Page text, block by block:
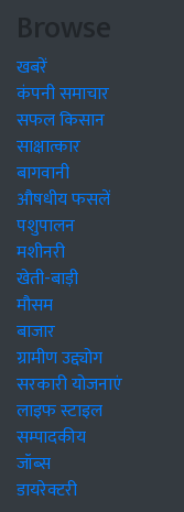
Browse
खबरें
कंपनी समाचार
सफल किसान
साक्षात्कार
बागवानी
औषधीय फसलें
पशुपालन
मशीनरी
खेती-बाड़ी
मौसम
बाजार
ग्रामीण उद्द्योग
सरकारी योजनाएं
लाइफ स्टाइल
सम्पादकीय
जॉब्स
डायरेक्टरी